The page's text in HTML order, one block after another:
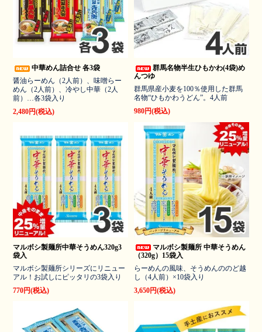
中華めん詰合せ 各3袋
醤油らーめん（2人前）、味噌らー
めん（2人前）、冷やし中華（2人
前）…各3袋入り
2,480円(税込)
群馬名物半生ひもかわ(4袋)め
んつゆ
群馬県産小麦を100％使用した群馬
名物“ひもかわうどん”。4人前
980円(税込)
マルボシ製麺所中華そうめん320g3
袋入
マルボシ製麺所シリーズにリニュー
アル！お試しにピッタリの3袋入り
770円(税込)
マルボシ製麺所 中華そうめん
（320g）15袋入
らーめんの風味、そうめんののど越
し（4人前）×10袋入り
3,650円(税込)